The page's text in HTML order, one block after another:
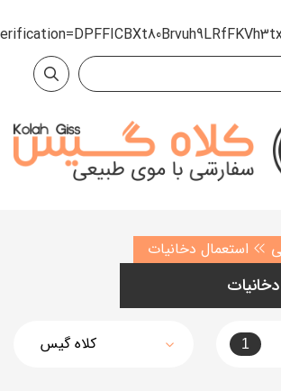
استعمال دخانیات
1